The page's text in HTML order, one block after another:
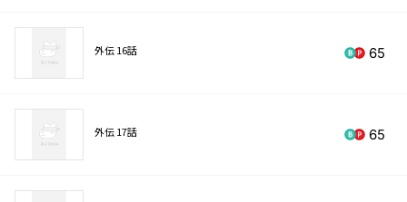
外伝 16話 65
外伝 17話 65